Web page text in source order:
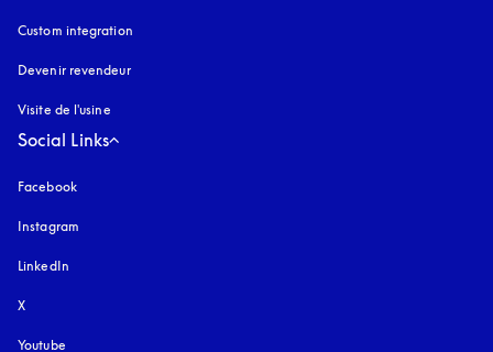
Custom integration
Devenir revendeur
Visite de l'usine
Social Links
Facebook
Instagram
LinkedIn
X
Youtube